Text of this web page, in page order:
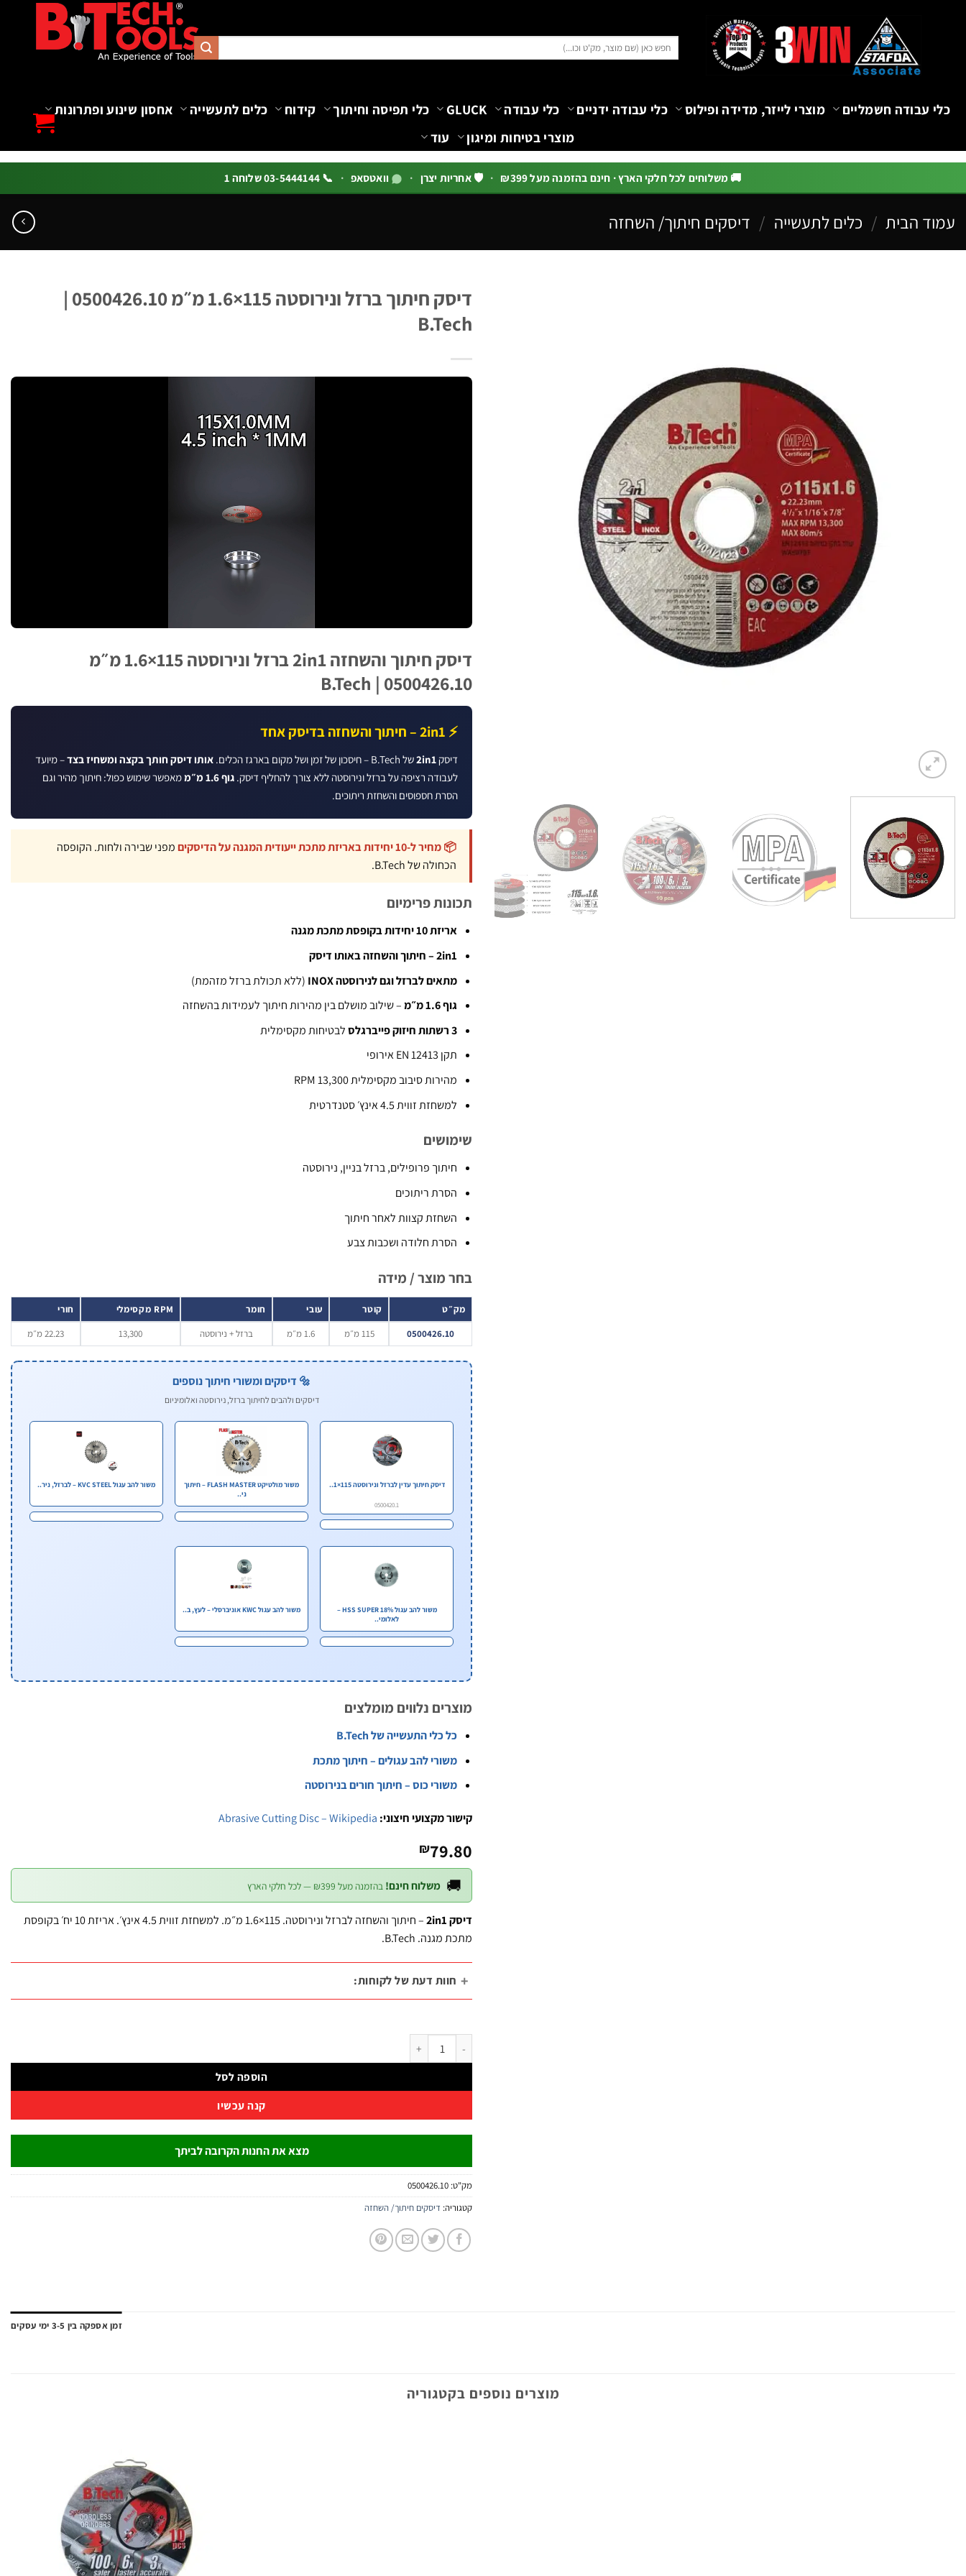
כלי עבודה חשמליים מוצרי לייזר, מדידה ופילוס כלי עבודה ידניים כלי עבודה GLUCK כלי תפיסה וחיתוך קידוח כלים לתעשייה
אחסון שינוע ופתרונות
מוצרי בטיחות ומיגון
עוד
🚚 משלוחים לכל חלקי הארץ · חינם בהזמנה מעל ₪399 · 🛡️ אחריות יצרן · וואטסאפ · 📞 03-5444144 שלוחה 1
עמוד הבית / כלים לתעשייה / דיסקים חיתוך/ השחזה
דיסק חיתוך ברזל ונירוסטה 115×1.6 מ״מ 0500426.10 |
B.Tech
דיסק חיתוך והשחזה 2in1 ברזל ונירוסטה 115×1.6 מ״מ
0500426.10 | B.Tech
⚡ 2in1 – חיתוך והשחזה בדיסק אחד
דיסק2in1של B.Tech – חיסכון של זמן ושל מקום בארגז הכלים. אותו דיסק חותך בקצה ומשחיז בצד– מיועד
לעבודה רציפה על ברזל ונירוסטה ללא צורך להחליף דיסק. גוף 1.6 מ״מ
מאפשר שימוש כפול: חיתוך מהיר וגם
הסרת חספוסים והשחזת ריתוכים.
📦 מחיר ל-10 יחידות באריזת מתכת ייעודית המגנה על הדיסקים
מפני שבירה ולחות. הקופסה
הכחולה של B.Tech.
תכונות פרימיום
אריזת 10 יחידות בקופסת מתכת מגנה
2in1 – חיתוך והשחזה באותו דיסק
מתאים לברזל וגם לנירוסטה INOX
(ללא תכולת ברזל מזהמת)
גוף 1.6 מ״מ
– שילוב מושלם בין מהירות חיתוך לעמידות בהשחזה
3 רשתות חיזוק פייברגלס
לבטיחות מקסימלית
תקן EN 12413 אירופי
מהירות סיבוב מקסימלית 13,300 RPM
למשחזת זווית 4.5 אינץ׳ סטנדרטית
שימושים
חיתוך פרופילים, ברזל בניין, נירוסטה
הסרת ריתוכים
השחזת קצוות לאחר חיתוך
הסרת חלודה ושכבות צבע
בחר מוצר / מידה
מק״ט קוטר עובי חומר RPM מקסימלי
חורי
0500426.10
115 מ״מ 1.6 מ״מ ברזל + נירוסטה 13,300 22.23 מ״מ
🔩 דיסקים ומשורי חיתוך נוספים
דיסקים ולהבים לחיתוך ברזל, נירוסטה ואלומיניום
דיסק חיתוך עדין לברזל ונירוסטה 115×1..
0500420.1
משור מולטיקט FLASH MASTER – חיתוך
ני..
משור להב עגול KVC STEEL – לברזל, ניר..
משור להב עגול HSS SUPER 18% –
לאלומי..
משור להב עגול KWC אוניברסלי – לעץ, ב..
מוצרים נלווים מומלצים
כל כלי התעשייה של B.Tech
משורי להב עגולים – חיתוך מתכת
משורי כוס – חיתוך חורים בנירוסטה
קישור מקצועי חיצוני: Abrasive Cutting Disc – Wikipedia
₪79.80
🚚 משלוח חינם! בהזמנה מעל ₪399 — לכל חלקי הארץ
דיסק 2in1
– חיתוך והשחזה לברזל ונירוסטה. 115×1.6 מ״מ. למשחזת זווית 4.5 אינץ׳. אריזת 10 יח׳ בקופסת
מתכת מגנה. B.Tech.
חוות דעת של לקוחות:
כמות של דיסק חיתוך ברזל ונירוסטה 115×1.6 מ״מ 0500426.10 | B.Tech
הוספה לסל
קנה עכשיו
מצא את החנות הקרובה לביתך
מק"ט: 0500426.10
קטגוריה: דיסקים חיתוך/ השחזה
זמן אספקה בין 3-5 ימי עסקים
מוצרים נוספים בקטגוריה